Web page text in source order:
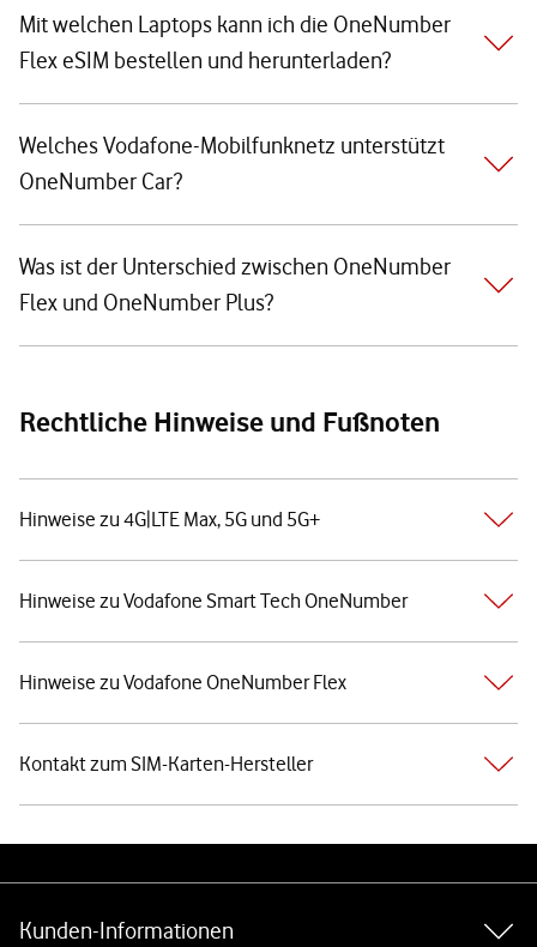
Mit welchen Laptops kann ich die OneNumber
Flex eSIM bestellen und herunterladen?
Welches Vodafone-Mobilfunknetz unterstützt
OneNumber Car?
Was ist der Unterschied zwischen OneNumber
Flex und OneNumber Plus?
Rechtliche Hinweise und Fußnoten
Hinweise zu 4G|LTE Max, 5G und 5G+
Hinweise zu Vodafone Smart Tech OneNumber
Hinweise zu Vodafone OneNumber Flex
Kontakt zum SIM-Karten-Hersteller
Kunden-Informationen